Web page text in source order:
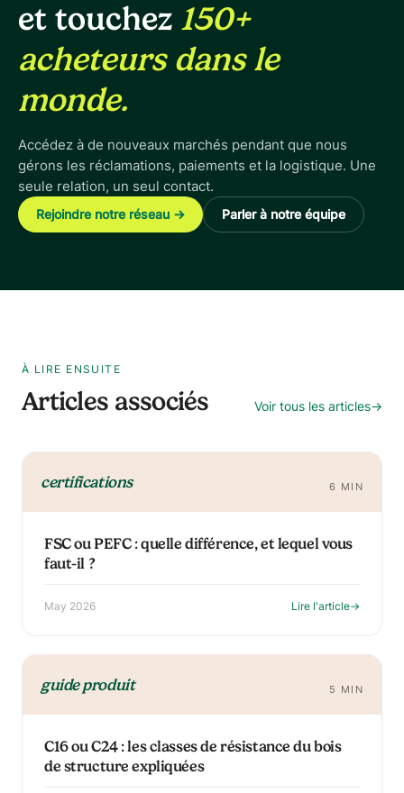
et touchez 150+
acheteurs dans le
monde.
Accédez à de nouveaux marchés pendant que nous
gérons les réclamations, paiements et la logistique. Une
seule relation, un seul contact.
Rejoindre notre réseau → Parler à notre équipe
À LIRE ENSUITE
Articles associés Voir tous les articles→
certifications 6 MIN
FSC ou PEFC : quelle différence, et lequel vous
faut-il ?
May 2026 Lire l'article→
guide produit 5 MIN
C16 ou C24 : les classes de résistance du bois
de structure expliquées